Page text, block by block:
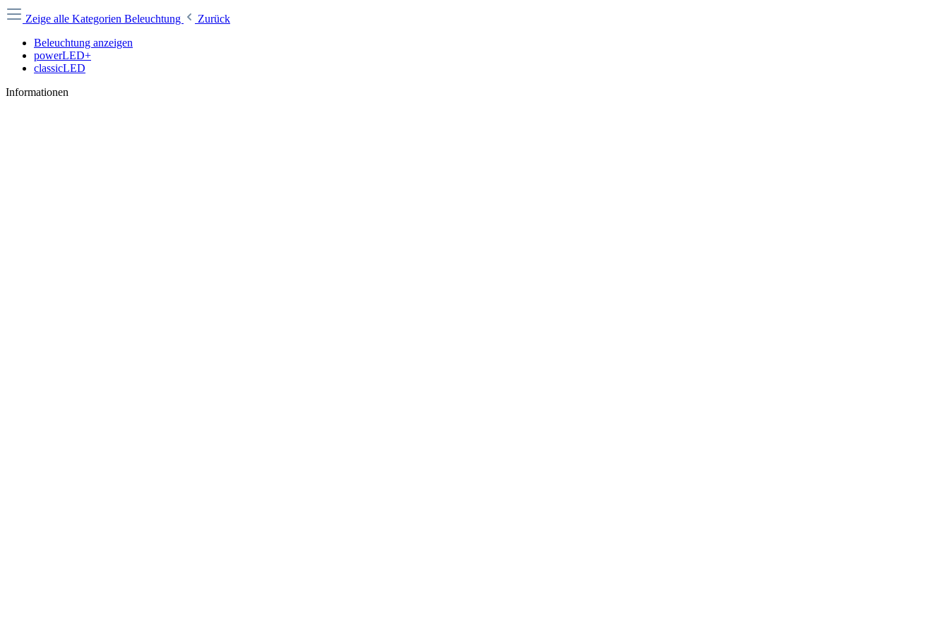
Zeige alle Kategorien Beleuchtung
Zurück
Beleuchtung anzeigen
powerLED+
classicLED
Informationen